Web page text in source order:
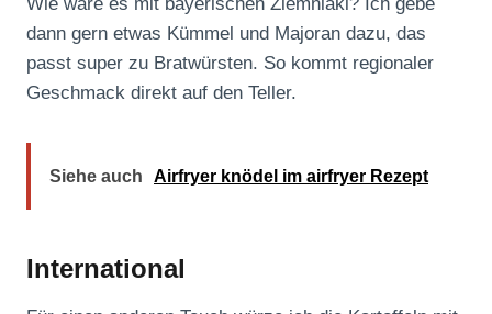
dann gern etwas Kümmel und Majoran dazu, das
passt super zu Bratwürsten. So kommt regionaler
Geschmack direkt auf den Teller.
Siehe auch Airfryer knödel im airfryer Rezept
International